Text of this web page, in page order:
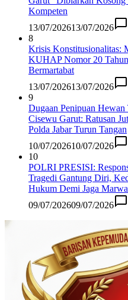
Kompeten
13/07/202613/07/2026
8
Krisis Konstitusionalitas:
KUHAP Nomor 20
Bermartabat
13/07/202613/07/2026
9
Dugaan Penipuan
Cisewu Garut: Ratusan
Polda Jabar Turun Tangan
10/07/202610/07/2026
10
POLRI PRESISI:
Tragedi Gantung Diri,
Hukum Demi Jaga
09/07/202609/07/2026